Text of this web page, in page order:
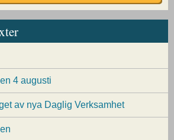
4 augusti
av nya Daglig Verksamhet